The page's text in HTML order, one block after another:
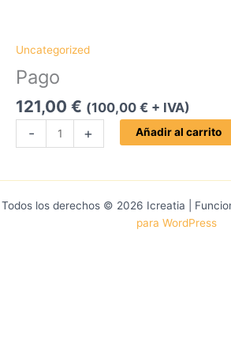
Uncategorized
Pago
121,00 € (100,00 € + IVA)
-
cantidad
+ Añadir al carrito
Todos los derechos © 2026 Icreatia |
para WordPress